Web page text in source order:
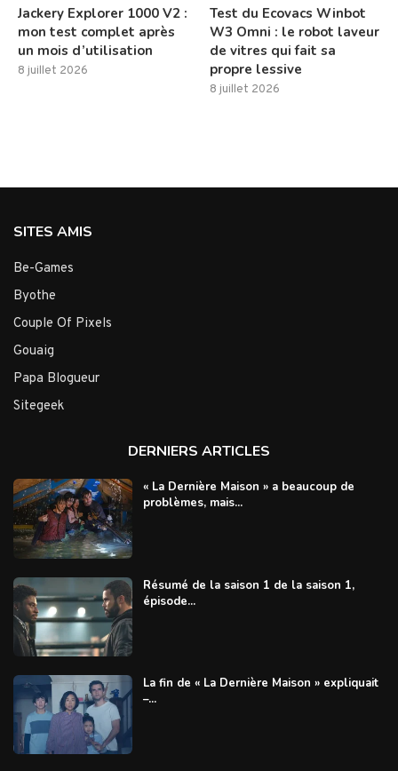
Jackery Explorer 1000 V2 :
mon test complet après
un mois d’utilisation
8 juillet 2026
Test du Ecovacs Winbot
W3 Omni : le robot laveur
de vitres qui fait sa
propre lessive
8 juillet 2026
SITES AMIS
Be-Games
Byothe
Couple Of Pixels
Gouaig
Papa Blogueur
Sitegeek
DERNIERS ARTICLES
« La Dernière Maison » a beaucoup de
problèmes, mais...
Résumé de la saison 1 de la saison 1,
épisode...
La fin de « La Dernière Maison » expliquait
–...